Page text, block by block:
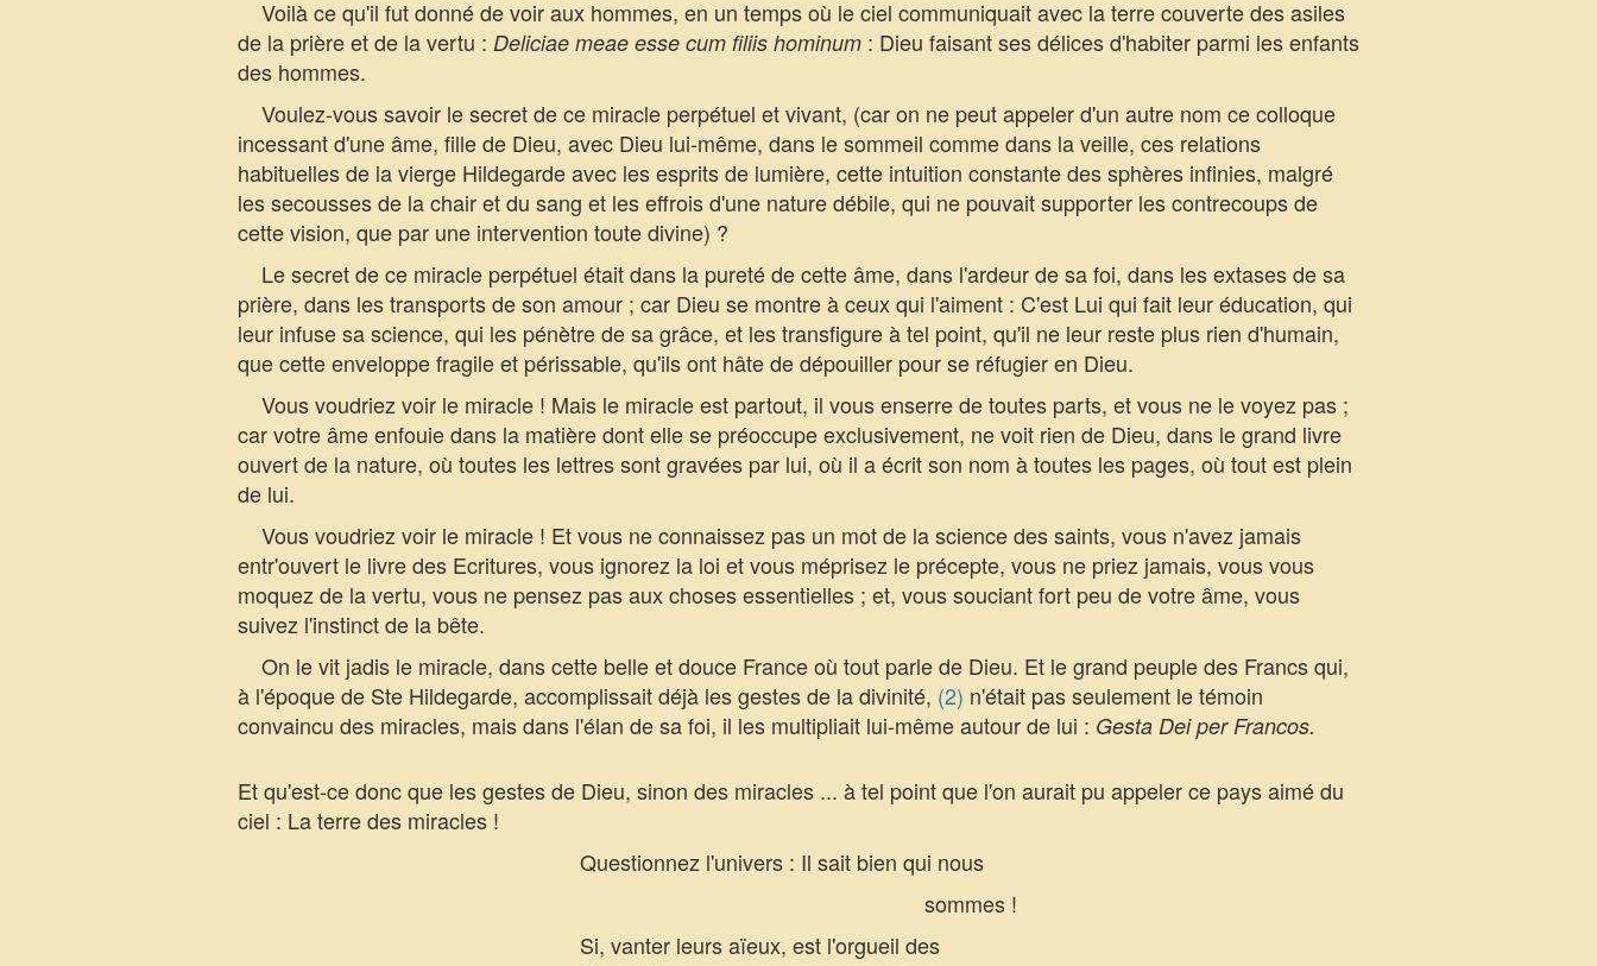
Voilà ce qu'il fut donné de voir aux hommes, en un temps où le ciel communiquait avec la terre couverte des asiles
de la prière et de la vertu : Deliciae meae esse cum filiis hominum: Dieu faisant ses délices d'habiter parmi les enfants
des hommes.
Voulez-vous savoir le secret de ce miracle perpétuel et vivant, (car on ne peut appeler d'un autre nom ce colloque
incessant d'une âme, fille de Dieu, avec Dieu lui-même, dans le sommeil comme dans la veille, ces relations
habituelles de la vierge Hildegarde avec les esprits de lumière, cette intuition constante des sphères infinies, malgré
les secousses de la chair et du sang et les effrois d'une nature débile, qui ne pouvait supporter les contrecoups de
cette vision, que par une intervention toute divine) ?
Le secret de ce miracle perpétuel était dans la pureté de cette âme, dans l'ardeur de sa foi, dans les extases de sa
prière, dans les transports de son amour ; car Dieu se montre à ceux qui l'aiment : C'est Lui qui fait leur éducation, qui
leur infuse sa science, qui les pénètre de sa grâce, et les transfigure à tel point, qu'il ne leur reste plus rien d'humain,
que cette enveloppe fragile et périssable, qu'ils ont hâte de dépouiller pour se réfugier en Dieu.
Vous voudriez voir le miracle ! Mais le miracle est partout, il vous enserre de toutes parts, et vous ne le voyez pas ;
car votre âme enfouie dans la matière dont elle se préoccupe exclusivement, ne voit rien de Dieu, dans le grand livre
ouvert de la nature, où toutes les lettres sont gravées par lui, où il a écrit son nom à toutes les pages, où tout est plein
de lui.
Vous voudriez voir le miracle ! Et vous ne connaissez pas un mot de la science des saints, vous n'avez jamais
entr'ouvert le livre des Ecritures, vous ignorez la loi et vous méprisez le précepte, vous ne priez jamais, vous vous
moquez de la vertu, vous ne pensez pas aux choses essentielles ; et, vous souciant fort peu de votre âme, vous
suivez l'instinct de la bête.
On le vit jadis le miracle, dans cette belle et douce France où tout parle de Dieu. Et le grand peuple des Francs qui,
à l'époque de Ste Hildegarde, accomplissait déjà les gestes de la divinité, (2) n'était pas seulement le témoin
convaincu des miracles, mais dans l'élan de sa foi, il les multipliait lui-même autour de lui : Gesta Dei per Francos.
Et qu'est-ce donc que les gestes de Dieu, sinon des miracles ... à tel point que l'on aurait pu appeler ce pays aimé du
ciel : La terre des miracles !
Questionnez l'univers : Il sait bien qui nous
sommes !
Si, vanter leurs aïeux, est l'orgueil des